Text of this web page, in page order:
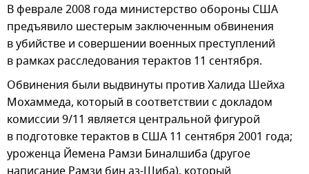
В феврале 2008 года министерство обороны США
предъявило шестерым заключенным обвинения
в убийстве и совершении военных преступлений
в рамках расследования терактов 11 сентября.
Обвинения были выдвинуты против Халида Шейха
Мохаммеда, который в соответствии с докладом
комиссии 9/11 является центральной фигурой
в подготовке терактов в США 11 сентября 2001 года;
уроженца Йемена Рамзи Биналшиба (другое